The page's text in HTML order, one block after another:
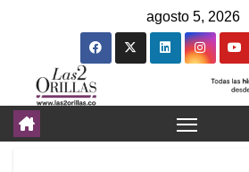
agosto 5, 2026